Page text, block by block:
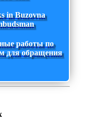
in Buzovna
работы по
для обращения